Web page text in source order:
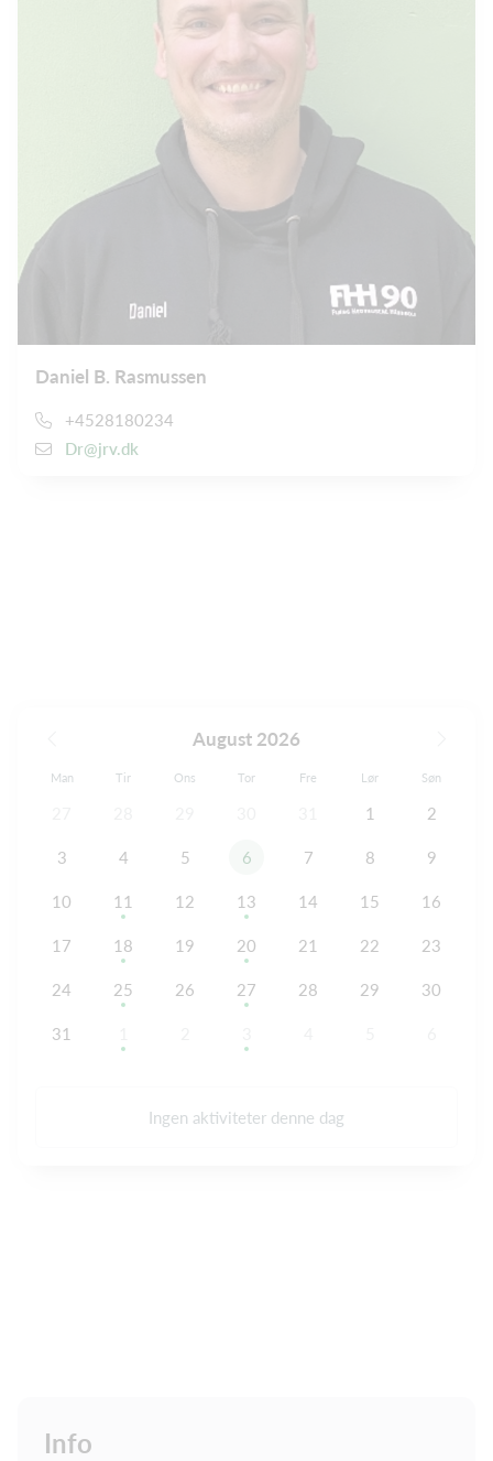
Daniel B. Rasmussen
+4528180234
Dr@jrv.dk
August 2026
Man Tir Ons Tor Fre Lør Søn
1 2
3 4 5 6 7 8 9
10 11 12 13 14 15 16
17 18 19 20 21 22 23
24 25 26 27 28 29 30
31
Ingen aktiviteter denne dag
Info